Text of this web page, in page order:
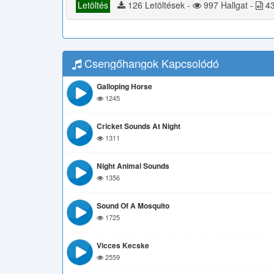
Letöltés 126 Letöltések - 997 Hallgat -
Csengőhangok Kapcsolódó
Galloping Horse
1245
Cricket Sounds At Night
1311
Night Animal Sounds
1356
Sound Of A Mosquito
1725
Vicces Kecske
2559